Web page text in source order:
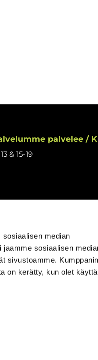
sosiaalisen median
sosiaalisen
sivustoamme.
on kerätty, kun olet
palvelee /
& 15-19
vastaamme
telefonförfrågningar
mahdolliset muutokset
eventuella